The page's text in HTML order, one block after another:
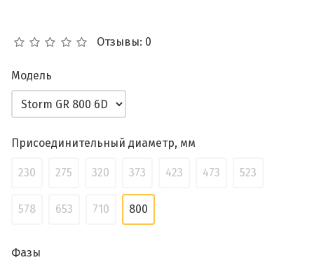
Отзывы: 0
Модель
Присоединительный диаметр, мм
230 275 320 373 423 473 523
578 653 710 800
Фазы